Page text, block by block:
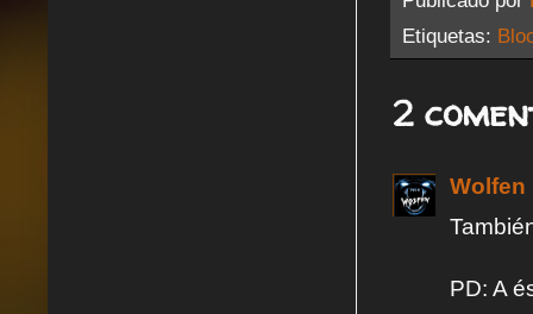
Etiquetas:
2
Wolfen
PD: A